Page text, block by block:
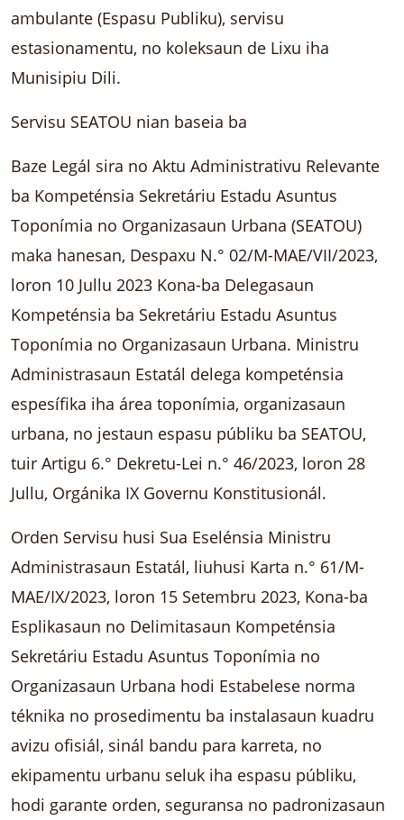
ambulante (Espasu Publiku), servisu
estasionamentu, no koleksaun de Lixu iha
Munisipiu Dili.
Servisu SEATOU nian baseia ba
Baze Legál sira no Aktu Administrativu Relevante
ba Kompeténsia Sekretáriu Estadu Asuntus
Toponímia no Organizasaun Urbana (SEATOU)
maka hanesan, Despaxu N.° 02/M-MAE/VII/2023,
loron 10 Jullu 2023 Kona-ba Delegasaun
Kompeténsia ba Sekretáriu Estadu Asuntus
Toponímia no Organizasaun Urbana. Ministru
Administrasaun Estatál delega kompeténsia
espesífika iha área toponímia, organizasaun
urbana, no jestaun espasu públiku ba SEATOU,
tuir Artigu 6.° Dekretu-Lei n.° 46/2023, loron 28
Jullu, Orgánika IX Governu Konstitusionál.
Orden Servisu husi Sua Eselénsia Ministru
Administrasaun Estatál, liuhusi Karta n.° 61/M-
MAE/IX/2023, loron 15 Setembru 2023, Kona-ba
Esplikasaun no Delimitasaun Kompeténsia
Sekretáriu Estadu Asuntus Toponímia no
Organizasaun Urbana hodi Estabelese norma
téknika no prosedimentu ba instalasaun kuadru
avizu ofisiál, sinál bandu para karreta, no
ekipamentu urbanu seluk iha espasu públiku,
hodi garante orden, seguransa no padronizasaun